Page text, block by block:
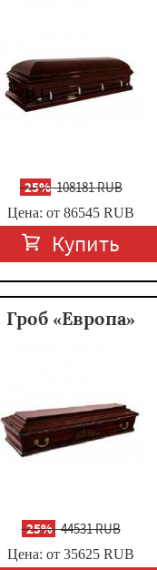
-25%108181 RUB
Цена: от 86545 RUB
Купить
Гроб «Европа»
-25%44531 RUB
Цена: от 35625 RUB